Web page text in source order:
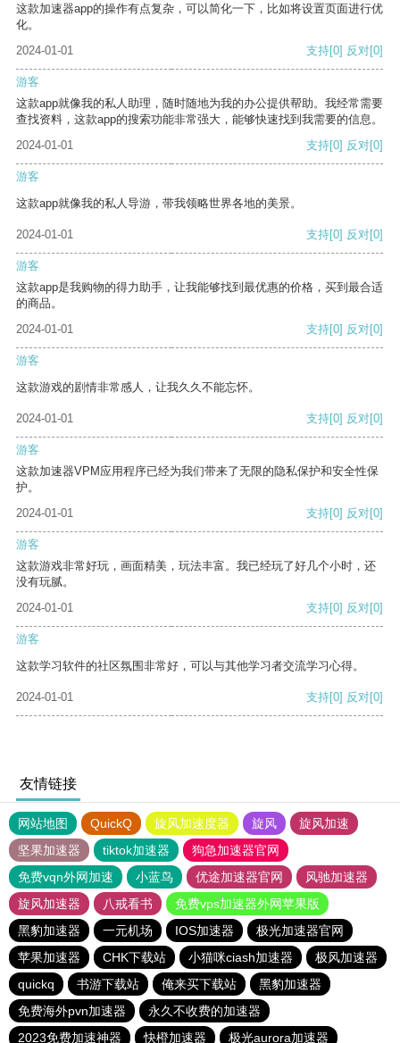
这款加速器app的操作有点复杂，可以简化一下，比如将设置页面进行优
化。
2024-01-01
支持[0] 反对[0]
游客
这款app就像我的私人助理，随时随地为我的办公提供帮助。我经常需要
查找资料，这款app的搜索功能非常强大，能够快速找到我需要的信息。
2024-01-01
支持[0] 反对[0]
游客
这款app就像我的私人导游，带我领略世界各地的美景。
2024-01-01 支持[0] 反对[0]
游客
这款app是我购物的得力助手，让我能够找到最优惠的价格，买到最合适
的商品。
2024-01-01
支持[0] 反对[0]
游客
这款游戏的剧情非常感人，让我久久不能忘怀。
2024-01-01 支持[0] 反对[0]
游客
这款加速器VPM应用程序已经为我们带来了无限的隐私保护和安全性保
护。
2024-01-01
支持[0] 反对[0]
游客
这款游戏非常好玩，画面精美，玩法丰富。我已经玩了好几个小时，还
没有玩腻。
2024-01-01
支持[0] 反对[0]
游客
这款学习软件的社区氛围非常好，可以与其他学习者交流学习心得。
2024-01-01 支持[0] 反对[0]
友情链接
网站地图 QuickQ 旋风加速度器 旋风
旋风加速
坚果加速器
tiktok加速器
狗急加速器官网
免费vqn外网加速
小蓝鸟 优途加速器官网
风驰加速器
旋风加速器
八戒看书
免费vps加速器外网苹果版
黑豹加速器
一元机场 IOS加速器
极光加速器官网
苹果加速器
CHK下载站 小猫咪ciash加速器
极风加速器
quickq
书游下载站 俺来买下载站
黑豹加速器
免费海外pvn加速器
永久不收费的加速器
2023免费加速神器
快橙加速器 极光aurora加速器